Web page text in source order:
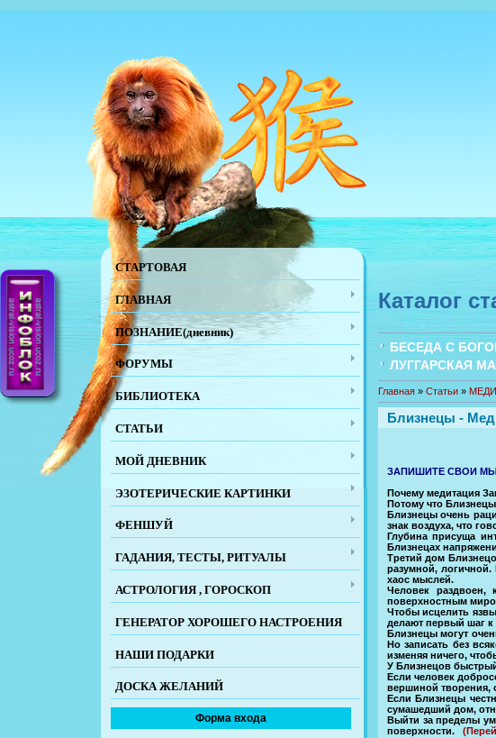
СТАРТОВАЯ
ГЛАВНАЯ
ПОЗНАНИЕ(дневник)
ФОРУМЫ
БИБЛИОТЕКА
СТАТЬИ
МОЙ ДНЕВНИК
ЭЗОТЕРИЧЕСКИЕ КАРТИНКИ
ФЕНШУЙ
ГАДАНИЯ, ТЕСТЫ, РИТУАЛЫ
АСТРОЛОГИЯ , ГОРОСКОП
ГЕНЕРАТОР ХОРОШЕГО НАСТРОЕНИЯ
НАШИ ПОДАРКИ
ДОСКА ЖЕЛАНИЙ
Форма входа
Каталог
БЕСЕДА С
ЛУГГАРСКАЯ
Главная » Статьи »
Близнецы -
ЗАПИШИТЕ СВОИ
Почему медитация
Потому что
Близнецы очень
знак воздуха, что
Глубина присуща
Близнецах
Третий дом
разумной,
хаос мыслей.
Человек
поверхностным
Чтобы исцелить
делают первый шаг
Близнецы могут
Но записать без
изменяя ничего,
У Близнецов
Если человек
вершиной творения,
Если Близнецы
сумашедший дом,
Выйти за пределы
поверхности.